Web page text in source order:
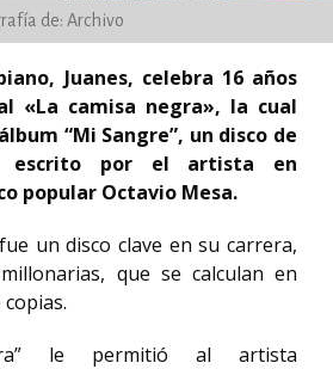
de: Archivo
Juanes, celebra 16 años
«La camisa negra», la cual
“Mi Sangre”, un disco de
escrito por el artista en
popular Octavio Mesa.
un disco clave en su carrera,
que se calculan en
le permitió al artista